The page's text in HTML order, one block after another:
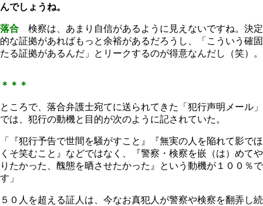
んでしょうね。
落合 検察は、あまり自信があるように見えないですね。決定
的な証拠があればもっと余裕があるだろうし、「こういう確固
たる証拠があるんだ」とリークするのが得意なんだし（笑）。
＊＊＊
ところで、落合弁護士宛てに送られてきた「犯行声明メール」
では、犯行の動機と目的が次のように記されていた。
「『犯行予告で世間を騒がすこと』『無実の人を陥れて影でほ
くそ笑むこと』などではなく、『警察・検察を嵌（は）めてや
りたかった、醜態を晒させたかった』という動機が１００％で
す」
５０人を超える証人は、今なお真犯人が警察や検察を翻弄し続